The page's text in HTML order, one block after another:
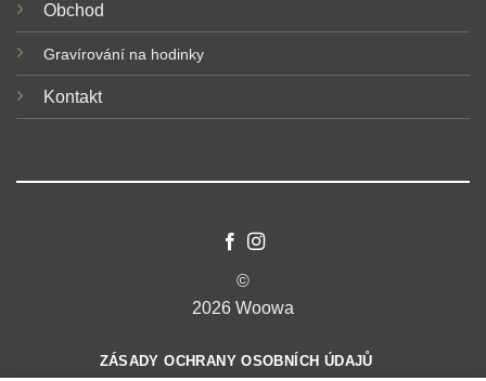
Obchod
Gravírování na hodinky
Kontakt
©
2026 Woowa
ZÁSADY OCHRANY OSOBNÍCH ÚDAJŮ